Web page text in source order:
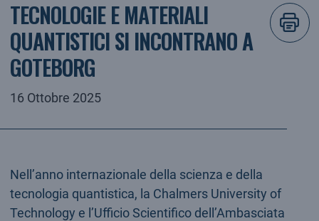
TECNOLOGIE E MATERIALI
QUANTISTICI SI INCONTRANO A
GOTEBORG
16 Ottobre 2025
Nell’anno internazionale della scienza e della
tecnologia quantistica, la Chalmers University of
Technology e l’Ufficio Scientifico dell’Ambasciata